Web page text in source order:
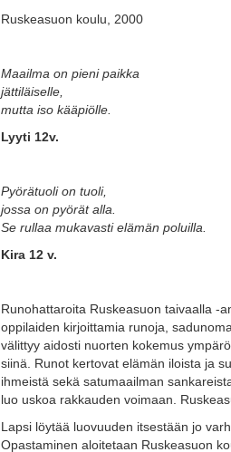
Ruskeasuon koulu, 2000
Maailma on pieni paikka
jättiläiselle,
mutta iso kääpiölle.
Lyyti 12v.
Pyörätuoli on tuoli,
jossa on pyörät alla.
Se rullaa mukavasti elämän poluilla.
Kira 12 v.
Runohattaroita Ruskeasuon taivaalla -
oppilaiden kirjoittamia runoja,
välittyy aidosti nuorten kokemus
siinä. Runot kertovat elämän iloista ja
ihmeistä sekä satumaailman
luo uskoa rakkauden voimaan.
Lapsi löytää luovuuden itsestään jo
Opastaminen aloitetaan Ruskeasuon